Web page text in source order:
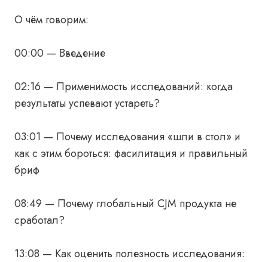
О чём говорим:
00:00 — Введение
02:16 — Применимость исследований: когда
результаты успевают устареть?
03:01 — Почему исследования «шли в стол» и
как с этим бороться: фасилитация и правильный
бриф
08:49 — Почему глобальный CJM продукта не
сработал?
13:08 — Как оценить полезность исследования: